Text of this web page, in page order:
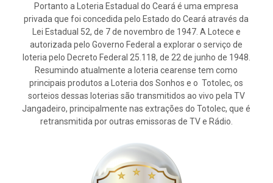
Portanto a Loteria Estadual do Ceará é uma empresa
privada que foi concedida pelo Estado do Ceará através da
Lei Estadual 52, de 7 de novembro de 1947. A Lotece e
autorizada pelo Governo Federal a explorar o serviço de
loteria pelo Decreto Federal 25.118, de 22 de junho de 1948.
Resumindo atualmente a loteria cearense tem como
principais produtos a Loteria dos Sonhos e o Totolec, os
sorteios dessas loterias são transmitidos ao vivo pela TV
Jangadeiro, principalmente nas extrações do Totolec, que é
retransmitida por outras emissoras de TV e Rádio.